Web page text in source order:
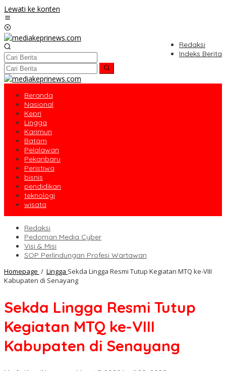
Lewati ke konten
Redaksi
Indeks Berita
Beranda
Nasional
Kepri
Lingga
Karimun
Batam
Pelalawan
Pekanbaru
Peristiwa
bisnis
pendidikan
teknologi
wisata
Redaksi
Pedoman Media Cyber
Visi & Misi
SOP Perlindungan Profesi Wartawan
Homepage / Lingga Sekda Lingga Resmi Tutup Kegiatan MTQ ke-VIII
Kabupaten di Senayang
Sekda Lingga Resmi Tutup
Kegiatan MTQ ke-VIII
Kabupaten di Senayang